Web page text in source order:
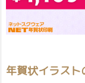
年賀状イラスト